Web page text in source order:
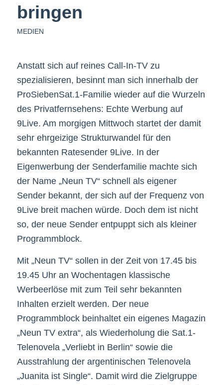
bringen
MEDIEN
Anstatt sich auf reines Call-In-TV zu
spezialisieren, besinnt man sich innerhalb der
ProSiebenSat.1-Familie wieder auf die Wurzeln
des Privatfernsehens: Echte Werbung auf
9Live. Am morgigen Mittwoch startet der damit
sehr ehrgeizige Strukturwandel für den
bekannten Ratesender 9Live. In der
Eigenwerbung der Senderfamilie machte sich
der Name „Neun TV“ schnell als eigener
Sender bekannt, der sich auf der Frequenz von
9Live breit machen würde. Doch dem ist nicht
so, der neue Sender entpuppt sich als kleiner
Programmblock.
Mit „Neun TV“ sollen in der Zeit von 17.45 bis
19.45 Uhr an Wochentagen klassische
Werbeerlöse mit zum Teil sehr bekannten
Inhalten erzielt werden. Der neue
Programmblock beinhaltet ein eigenes Magazin
„Neun TV extra“, als Wiederholung die Sat.1-
Telenovela „Verliebt in Berlin“ sowie die
Ausstrahlung der argentinischen Telenovela
„Juanita ist Single“. Damit wird die Zielgruppe